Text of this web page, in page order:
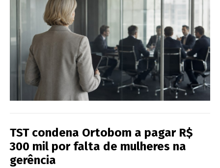
TST condena Ortobom a pagar R$
300 mil por falta de mulheres na
gerência